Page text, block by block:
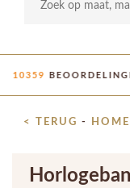
< TERUG - HOME